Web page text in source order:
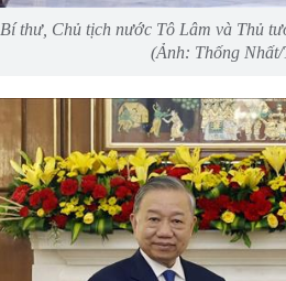
thư, Chủ tịch nước Tô Lâm và Thủ
(Ảnh: Thống